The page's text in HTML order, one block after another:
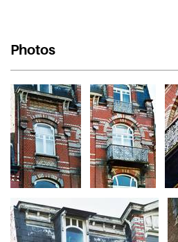
Photos